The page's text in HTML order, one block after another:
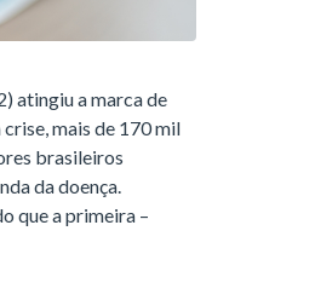
atingiu a marca de
mais de 170 mil
brasileiros
da doença.
que a primeira –